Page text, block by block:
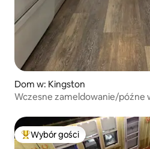
Dom w: Kingston
Wczesne zameldowanie/późne
Najpopularniejsze z kategorii
Wybór gości